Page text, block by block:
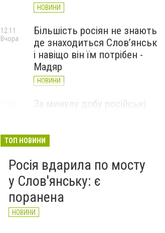
index (1)
НОВИНИ
Більшість росіян не знають
де знаходиться Слов’янськ
і навіщо він їм потрібен -
Мадяр
НОВИНИ
12:11
Вчора
За минулу добу російські
великої війни: 6 серпня
ТОП НОВИНИ
Росія вдарила по мосту
у Слов'янську: є
поранена
НОВИНИ